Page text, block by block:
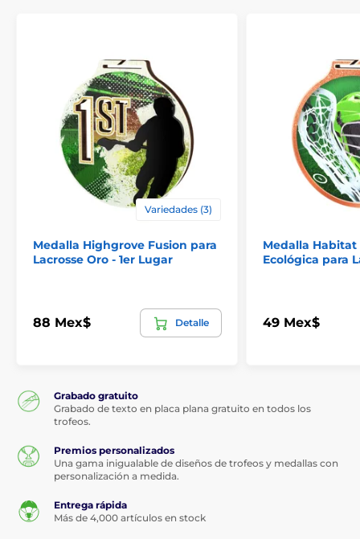
Variedades (3)
Medalla Highgrove Fusion para
Lacrosse Oro - 1er Lugar
88 Mex$ Detalle
Medalla Habitat
Ecológica para
49 Mex$
Grabado gratuito
Grabado de texto en placa plana gratuito en todos los
trofeos.
Premios personalizados
Una gama inigualable de diseños de trofeos y medallas con
personalización a medida.
Entrega rápida
Más de 4,000 artículos en stock